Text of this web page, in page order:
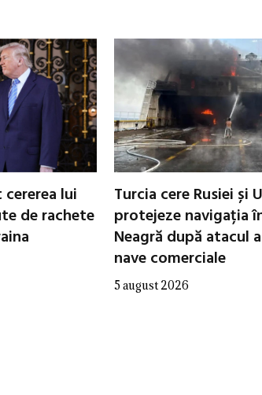
lui
de rachete
Turcia cere Rusiei și
protejeze navigația
Neagră după atacul
nave comerciale
5 august 2026